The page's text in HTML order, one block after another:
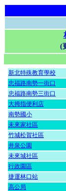
(
新北特殊教育學校
忠福路南勢一街口
忠福路南勢三街口
大拇指便利店
南勢國小
未來家社區
竹城松賀社區
井泉公園
未來城社區
行政園區
捷運林口站
高公局